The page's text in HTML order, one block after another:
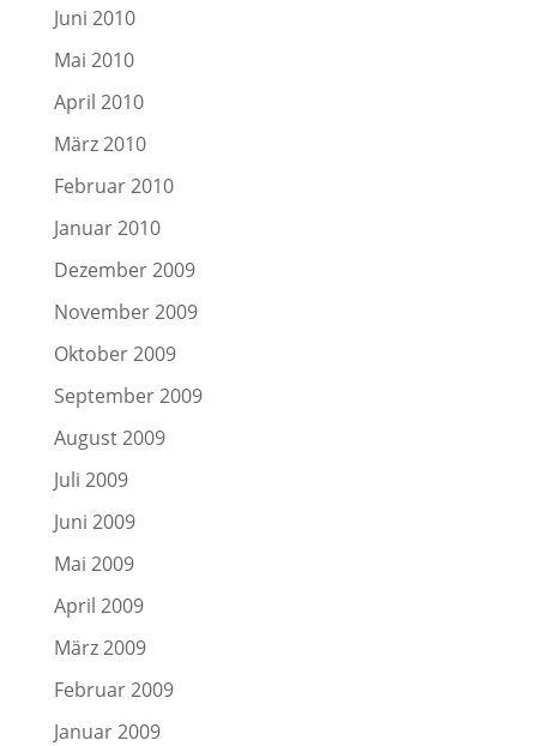
Juni 2010
Mai 2010
April 2010
März 2010
Februar 2010
Januar 2010
Dezember 2009
November 2009
Oktober 2009
September 2009
August 2009
Juli 2009
Juni 2009
Mai 2009
April 2009
März 2009
Februar 2009
Januar 2009